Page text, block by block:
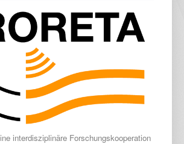
interdisziplinäre Forschungskooperation